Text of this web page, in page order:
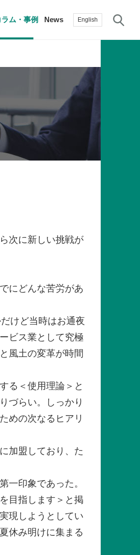
English
ラム・事例 News
調査研究・提言
究・提言
次に新しい挑戦が
にどんな苦労があ
けど当時はお通夜
ビス業として究極
風土の変革が時間
る＜使用理論＞と
づらい。しっかり
めの次なるヒアリ
加盟しており、た
一印象であった。
目指します＞と掲
現しようとしてい
休み明けに集まる